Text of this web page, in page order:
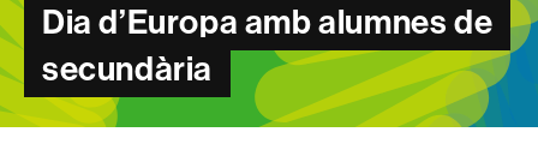
Dia d’Europa amb alumnes de
secundària